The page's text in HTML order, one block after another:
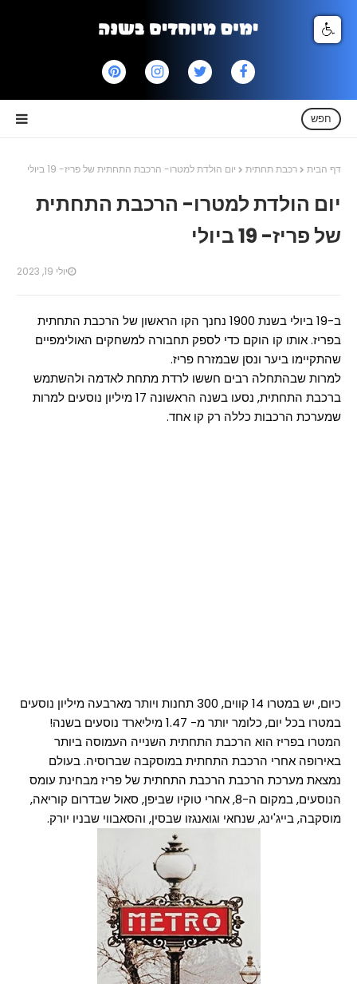
חפש
דף הבית רכבת תחתית יום הולדת למטרו- הרכבת התחתית של פריז- 19 ביולי
יום הולדת למטרו- הרכבת התחתית
של פריז- 19 ביולי
יולי 19, 2023
ב-19 ביולי בשנת 1900 נחנך הקו הראשון של הרכבת התחתית
בפריז. אותו קו הוקם כדי לספק תחבורה למשחקים האולימפיים
שהתקיימו ביער ונסן שבמזרח פריז.
למרות שבהתחלה רבים חששו לרדת מתחת לאדמה ולהשתמש
ברכבת התחתית, נסעו בשנה הראשונה 17 מיליון נוסעים למרות
שמערכת הרכבות כללה רק קו אחד.
כיום, יש במטרו 14 קווים, 300 תחנות ויותר מארבעה מיליון נוסעים
במטרו בכל יום, כלומר יותר מ- 1.47 מיליארד נוסעים בשנה!
המטרו בפריז הוא הרכבת התחתית השנייה העמוסה ביותר
באירופה אחרי הרכבת התחתית במוסקבה שברוסיה. בעולם
נמצאת מערכת הרכבת הרכבת התחתית של פריז מבחינת עומס
הנוסעים, במקום ה-8, אחרי טוקיו שביפן, סאול שבדרום קוריאה,
מוסקבה, בייג'ינג, שנחאי וגואנגזו שבסין, והסאבווי שבניו יורק.